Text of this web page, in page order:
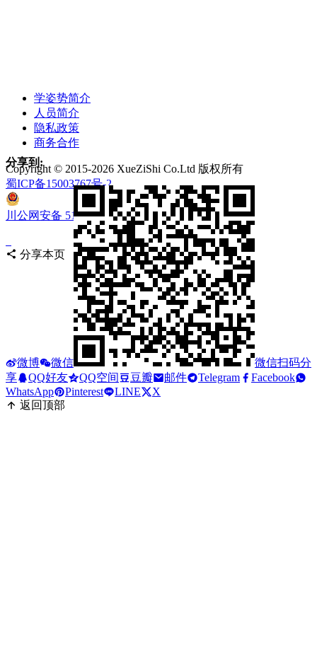
学姿势简介
人员简介
隐私政策
商务合作
Copyright © 2015-2026 XueZiShi Co.Ltd 版权所有
蜀ICP备15003767号-2
川公网安备 51068202000172号
分享本页
分享到:
微博 微信
微信扫码分
享
QQ好友 QQ空间 豆瓣 邮件 Telegram
Facebook
WhatsApp
Pinterest LINE
X
返回顶部